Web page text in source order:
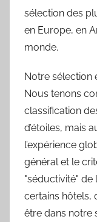
sélection des
en Europe, en
monde.
Notre sélection
Nous tenons
classification
d’étoiles, mais
l’expérience
général et le
"séductivité" de
certains hôtels,
être dans notre